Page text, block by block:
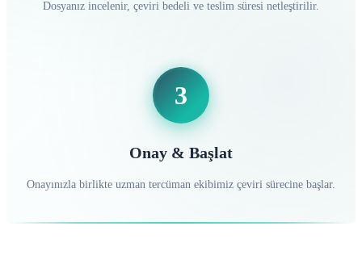
Dosyanız incelenir, çeviri bedeli ve teslim süresi netleştirilir.
3
Onay & Başlat
Onayınızla birlikte uzman tercüman ekibimiz çeviri sürecine başlar.